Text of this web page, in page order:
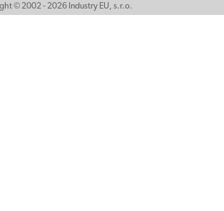
© 2002 - 2026 Industry EU, s.r.o.